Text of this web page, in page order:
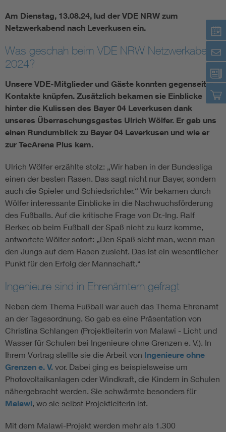
Am Dienstag, 13.08.24, lud der VDE NRW zum
Netzwerkabend nach Leverkusen ein.
Was geschah beim VDE NRW Netzwerkabend
2024?
Unsere VDE-Mitglieder und Gäste konnten gegenseitig
Kontakte knüpfen. Zusätzlich bekamen sie Einblicke
hinter die Kulissen des Bayer 04 Leverkusen dank
unseres Überraschungsgastes Ulrich Wölfer. Er gab uns
einen Rundumblick zu Bayer 04 Leverkusen und wie er
zur TecArena Plus kam.
Ulrich Wölfer erzählte stolz: „Wir haben in der Bundesliga
einen der besten Rasen. Das sagt nicht nur Bayer, sondern
auch die Spieler und Schiedsrichter.“ Wir bekamen durch
Wölfer interessante Einblicke in die Nachwuchsförderung
des Fußballs. Auf die kritische Frage von Dr.-Ing. Ralf
Berker, ob beim Fußball der Spaß nicht zu kurz komme,
antwortete Wölfer sofort: „Den Spaß sieht man, wenn man
den Jungs auf dem Rasen zusieht. Das ist ein wesentlicher
Punkt für den Erfolg der Mannschaft.“
Ingenieure sind in Ehrenämtern gefragt
Neben dem Thema Fußball war auch das Thema Ehrenamt
an der Tagesordnung. So gab es eine Präsentation von
Christina Schlangen (Projektleiterin von Malawi - Licht und
Wasser für Schulen bei Ingenieure ohne Grenzen e. V.). In
Ihrem Vortrag stellte sie die Arbeit von Ingenieure ohne
Grenzen e. V. vor. Dabei ging es beispielsweise um
Photovoltaikanlagen oder Windkraft, die Kindern in Schulen
nähergebracht werden. Sie schwärmte besonders für
Malawi, wo sie selbst Projektleiterin ist.
Mit dem Malawi-Projekt werden mehr als 1.300